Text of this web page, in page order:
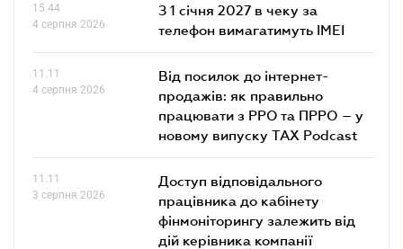
15.44
4 серпня 2026
З 1 січня 2027 в чеку за
телефон вимагатимуть IMEI
11.11
4 серпня 2026
Від посилок до інтернет-
продажів: як правильно
працювати з РРО та ПРРО – у
новому випуску TAX Podcast
11.11
3 серпня 2026
Доступ відповідального
працівника до кабінету
фінмоніторингу залежить від
дій керівника компанії